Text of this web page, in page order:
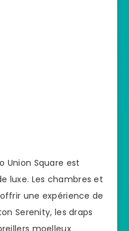
Union Square est
luxe. Les chambres et
une expérience de
Serenity, les draps